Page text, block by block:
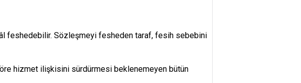
feshedebilir. Sözleşmeyi fesheden taraf, fesih sebebini
hizmet ilişkisini sürdürmesi beklenemeyen bütün